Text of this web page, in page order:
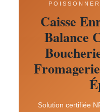
Caisse
Balance
Solution certifiée